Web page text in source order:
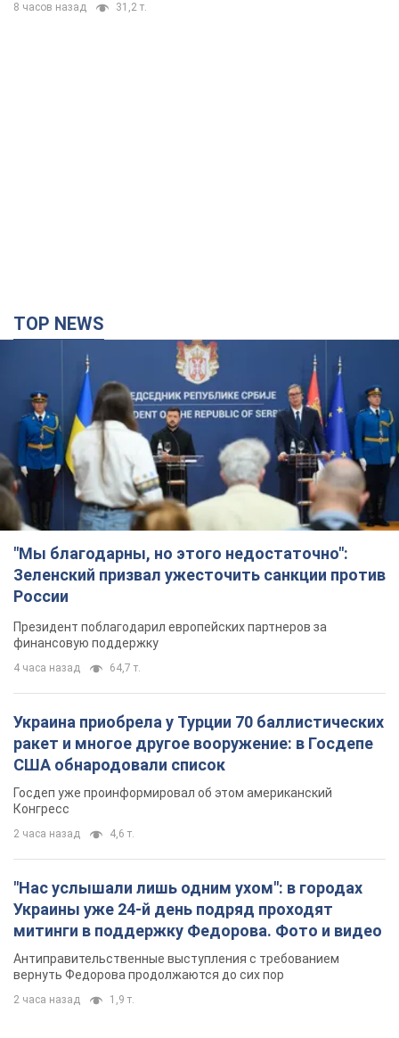
8 часов назад 31,2 т.
TOP NEWS
"Мы благодарны, но этого недостаточно":
Зеленский призвал ужесточить санкции против
России
Президент поблагодарил европейских партнеров за
финансовую поддержку
4 часа назад 64,7 т.
Украина приобрела у Турции 70 баллистических
ракет и многое другое вооружение: в Госдепе
США обнародовали список
Госдеп уже проинформировал об этом американский
Конгресс
2 часа назад 4,6 т.
"Нас услышали лишь одним ухом": в городах
Украины уже 24-й день подряд проходят
митинги в поддержку Федорова. Фото и видео
Антиправительственные выступления с требованием
вернуть Федорова продолжаются до сих пор
2 часа назад 1,9 т.